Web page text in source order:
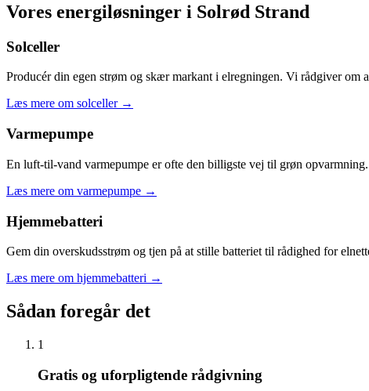
Vores energiløsninger i Solrød Strand
Solceller
Producér din egen strøm og skær markant i elregningen. Vi rådgiver om
Læs mere om solceller →
Varmepumpe
En luft-til-vand varmepumpe er ofte den billigste vej til grøn
Læs mere om varmepumpe →
Hjemmebatteri
Gem din overskudsstrøm og tjen på at stille batteriet til rådighed for
Læs mere om hjemmebatteri →
Sådan foregår det
1
Gratis og uforpligtende rådgivning